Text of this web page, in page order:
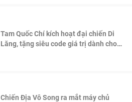
Tam Quốc Chí kích hoạt đại chiến Di
Lăng, tặng siêu code giá trị dành cho
Chiến Địa Vô Song ra mắt máy chủ